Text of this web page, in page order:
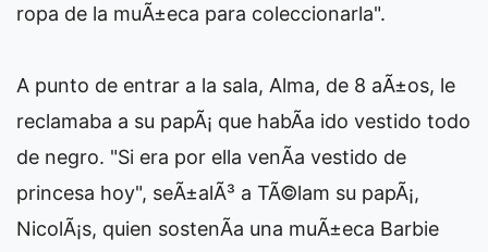
ropa de la muÃ±eca para coleccionarla".
A punto de entrar a la sala, Alma, de 8 aÃ±os, le
reclamaba a su papÃ¡ que habÃ­a ido vestido todo
de negro. "Si era por ella venÃ­a vestido de
princesa hoy", seÃ±alÃ³ a TÃ©lam su papÃ¡,
NicolÃ¡s, quien sostenÃ­a una muÃ±eca Barbie